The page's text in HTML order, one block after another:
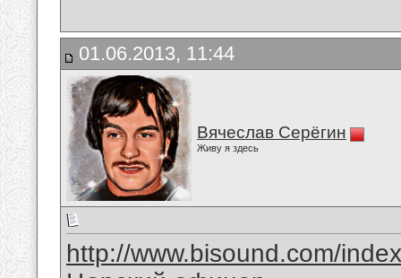
01.06.2013, 11:44
Вячеслав Серёгин
Живу я здесь
http://www.bisound.com/